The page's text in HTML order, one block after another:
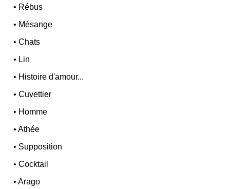
• Rébus
• Mésange
•Chats
• Lin
• Histoire d'amour...
•Cuvettier
• Homme
•Athée
• Supposition
•Cocktail
•Arago